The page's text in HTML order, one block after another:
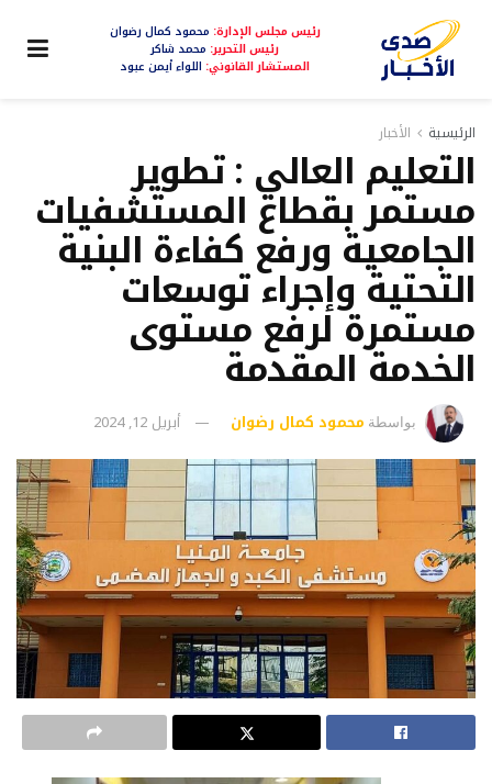
رئيس مجلس الإدارة: محمود كمال رضوان
رئيس التحرير: محمد شاكر
المستشار القانوني: اللواء أيمن عبود
الرئيسية الأخبار
التعليم العالي : تطوير
مستمر بقطاع المستشفيات
الجامعية ورفع كفاءة البنية
التحتية وإجراء توسعات
مستمرة لرفع مستوى
الخدمة المقدمة
بواسطة محمود كمال رضوان أبريل 12, 2024